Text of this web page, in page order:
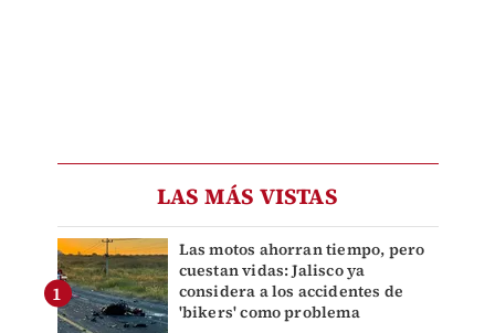
LAS MÁS VISTAS
Las motos ahorran tiempo, pero
cuestan vidas: Jalisco ya
considera a los accidentes de
'bikers' como problema